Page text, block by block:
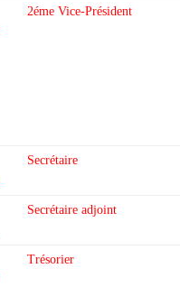
2éme Vice-Président
Secrétaire
Secrétaire adjoint
Trésorier